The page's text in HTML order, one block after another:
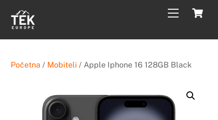
content
Menu
Početna / Mobiteli / Apple Iphone 16 128GB Black